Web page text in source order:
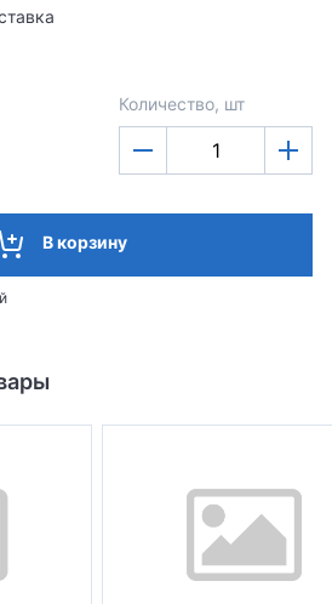
Количество, шт
В корзину